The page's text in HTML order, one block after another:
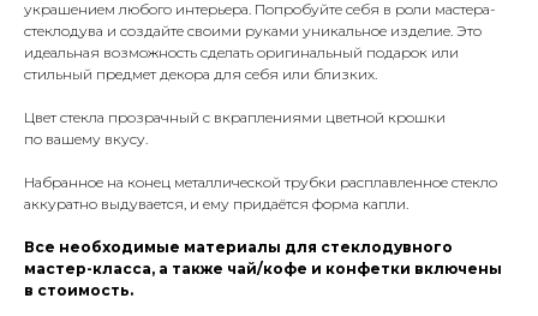
украшением любого интерьера. Попробуйте себя в роли мастера-
стеклодува и создайте своими руками уникальное изделие. Это
идеальная возможность сделать оригинальный подарок или
стильный предмет декора для себя или близких.
Цвет стекла прозрачный с вкраплениями цветной крошки
по вашему вкусу.
Набранное на конец металлической трубки расплавленное стекло
аккуратно выдувается, и ему придаётся форма капли.
Все необходимые материалы для стеклодувного
мастер-класса, а также чай/кофе и конфетки включены
в стоимость.